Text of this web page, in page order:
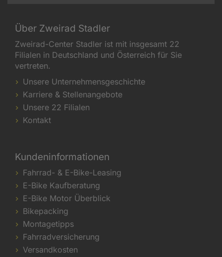
Über Zweirad Stadler
Zweirad-Center Stadler ist mit insgesamt 22
Filialen in Deutschland und Österreich für Sie
vertreten.
Unsere Unternehmensgeschichte
Karriere & Stellenangebote
Unsere 22 Filialen
Kontakt
Kundeninformationen
Fahrrad- & E-Bike-Leasing
E-Bike Kaufberatung
E-Bike Motor Überblick
Bikepacking
Montagetipps
Fahrradversicherung
Versandkosten